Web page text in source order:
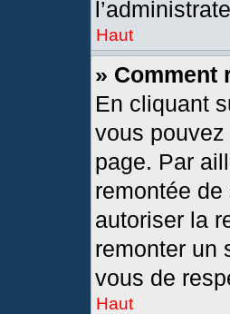
Haut
» Comment
En cliquant
vous pouvez
page. Par
remontée
autoriser la
remonter un
vous de
Haut